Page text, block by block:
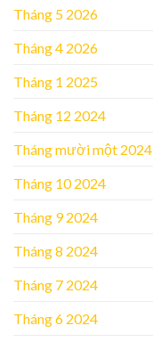
Tháng 5 2026
Tháng 4 2026
Tháng 1 2025
Tháng 12 2024
Tháng mười một 2024
Tháng 10 2024
Tháng 9 2024
Tháng 8 2024
Tháng 7 2024
Tháng 6 2024